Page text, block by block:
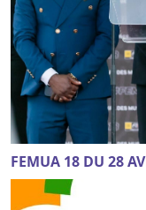
FEMUA 18 DU 28